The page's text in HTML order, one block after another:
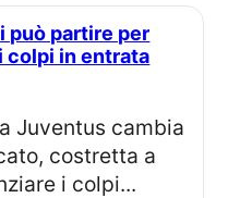
colpi in entrata
costretta a
i colpi...